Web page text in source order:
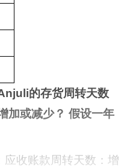
的存货周转天数
加或减少？ 假设一年
收账款周转天数：增